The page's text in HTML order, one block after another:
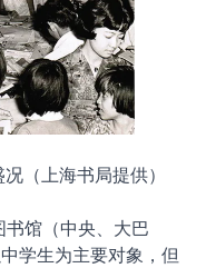
（上海书局提供）
馆（中央、大巴
学生为主要对象，但